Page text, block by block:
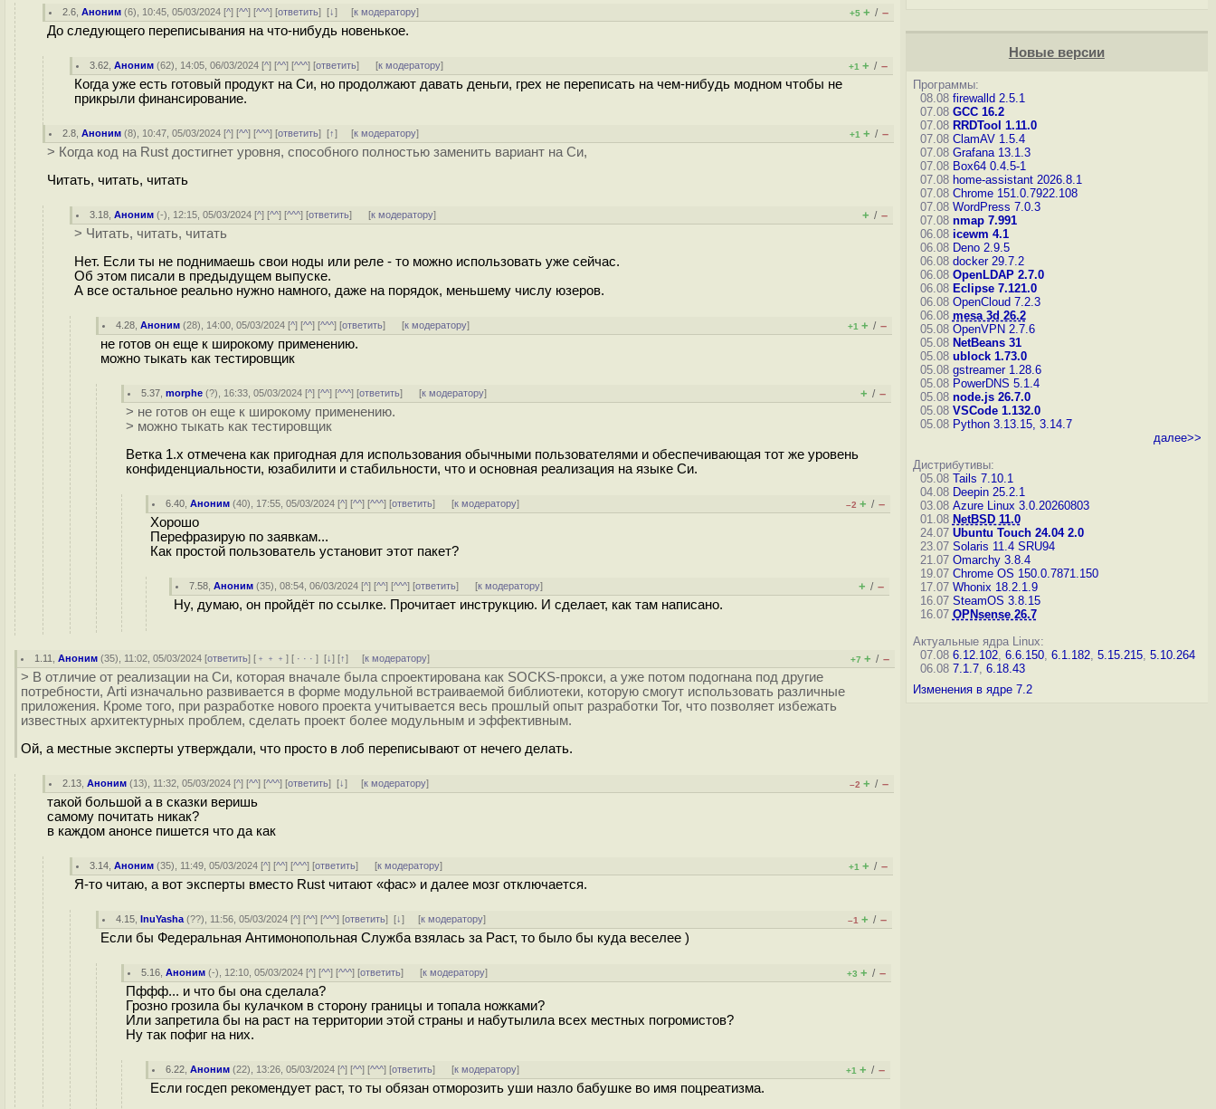
2.6 ,Аноним (6), 10:45, 05/03/2024 [^] [^^] [^^^] [ответить][↓] [к модератору] +5 + / –
До следующего переписывания на что-нибудь новенькое.
3.62 ,Аноним (62), 14:05, 06/03/2024 [^] [^^] [^^^] [ответить] [к модератору] +1 + / –
Когда уже есть готовый продукт на Си, но продолжают давать деньги, грех не переписать на чем-нибудь модном чтобы не
прикрыли финансирование.
2.8 ,Аноним (8), 10:47, 05/03/2024 [^] [^^] [^^^] [ответить][↑] [к модератору] +1 + / –
> Когда код на Rust достигнет уровня, способного полностью заменить вариант на Си,
Читать, читать, читать
3.18 ,Аноним (-), 12:15, 05/03/2024 [^] [^^] [^^^] [ответить] [к модератору] + / –
> Читать, читать, читать
Нет. Если ты не поднимаешь свои ноды или реле - то можно использовать уже сейчас.
Об этом писали в предыдущем выпуске.
А все остальное реально нужно намного, даже на порядок, меньшему числу юзеров.
4.28 ,Аноним (28), 14:00, 05/03/2024 [^] [^^] [^^^] [ответить] [к модератору] +1 + / –
не готов он еще к широкому применению.
можно тыкать как тестировщик
5.37 ,morphe (?), 16:33, 05/03/2024 [^] [^^] [^^^] [ответить] [к модератору] + / –
> не готов он еще к широкому применению.
> можно тыкать как тестировщик
Ветка 1.x отмечена как пригодная для использования обычными пользователями и обеспечивающая тот же уровень
конфиденциальности, юзабилити и стабильности, что и основная реализация на языке Си.
6.40 ,Аноним (40), 17:55, 05/03/2024 [^] [^^] [^^^] [ответить] [к модератору] –2 + / –
Хорошо
Перефразирую по заявкам...
Как простой пользователь установит этот пакет?
7.58 ,Аноним (35), 08:54, 06/03/2024 [^] [^^] [^^^] [ответить] [к модератору] + / –
Ну, думаю, он пройдёт по ссылке. Прочитает инструкцию. И сделает, как там написано.
1.11 ,Аноним (35), 11:02, 05/03/2024 [ответить] [ ﹢﹢﹢] [ · · ·][↓] [↑] [к модератору] +7 + / –
> В отличие от реализации на Си, которая вначале была спроектирована как SOCKS-прокси, а уже потом подогнана под другие
потребности, Arti изначально развивается в форме модульной встраиваемой библиотеки, которую смогут использовать различные
приложения. Кроме того, при разработке нового проекта учитывается весь прошлый опыт разработки Tor, что позволяет избежать
известных архитектурных проблем, сделать проект более модульным и эффективным.
Ой, а местные эксперты утверждали, что просто в лоб переписывают от нечего делать.
2.13 ,Аноним (13), 11:32, 05/03/2024 [^] [^^] [^^^] [ответить][↓] [к модератору] –2 + / –
такой большой а в сказки веришь
самому почитать никак?
в каждом анонсе пишется что да как
3.14 ,Аноним (35), 11:49, 05/03/2024 [^] [^^] [^^^] [ответить] [к модератору] +1 + / –
Я-то читаю, а вот эксперты вместо Rust читают «фас» и далее мозг отключается.
4.15 ,InuYasha (??), 11:56, 05/03/2024 [^] [^^] [^^^] [ответить][↓] [к модератору] –1 + / –
Если бы Федеральная Антимонопольная Служба взялась за Раст, то было бы куда веселее )
5.16 ,Аноним (-), 12:10, 05/03/2024 [^] [^^] [^^^] [ответить] [к модератору] +3 + / –
Пффф... и что бы она сделала?
Грозно грозила бы кулачком в сторону границы и топала ножками?
Или запретила бы на раст на территории этой страны и набутылила всех местных погромистов?
Ну так пофиг на них.
6.22 ,Аноним (22), 13:26, 05/03/2024 [^] [^^] [^^^] [ответить] [к модератору] +1 + / –
Если госдеп рекомендует раст, то ты обязан отморозить уши назло бабушке во имя поцреатизма.
Новые версии
Программы:
08.08 firewalld 2.5.1
07.08 GCC 16.2
07.08 RRDTool 1.11.0
07.08 ClamAV 1.5.4
07.08 Grafana 13.1.3
07.08 Box64 0.4.5-1
07.08 home-assistant 2026.8.1
07.08 Chrome 151.0.7922.108
07.08 WordPress 7.0.3
07.08 nmap 7.991
06.08 icewm 4.1
06.08 Deno 2.9.5
06.08 docker 29.7.2
06.08 OpenLDAP 2.7.0
06.08 Eclipse 7.121.0
06.08 OpenCloud 7.2.3
06.08 mesa 3d 26.2
05.08 OpenVPN 2.7.6
05.08 NetBeans 31
05.08 ublock 1.73.0
05.08 gstreamer 1.28.6
05.08 PowerDNS 5.1.4
05.08 node.js 26.7.0
05.08 VSCode 1.132.0
05.08 Python 3.13.15, 3.14.7
далее>>
Дистрибутивы:
05.08 Tails 7.10.1
04.08 Deepin 25.2.1
03.08 Azure Linux 3.0.20260803
01.08 NetBSD 11.0
24.07 Ubuntu Touch 24.04 2.0
23.07 Solaris 11.4 SRU94
21.07 Omarchy 3.8.4
19.07 Chrome OS 150.0.7871.150
17.07 Whonix 18.2.1.9
16.07 SteamOS 3.8.15
16.07 OPNsense 26.7
Актуальные ядра Linux:
07.08 6.12.102, 6.6.150, 6.1.182, 5.15.215, 5.10.264
06.08 7.1.7, 6.18.43
Изменения в ядре 7.2